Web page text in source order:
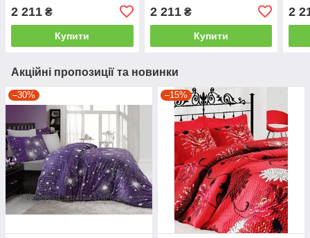
євро
2 211 ₴
Купити
євро
2 211₴
Купити
євро
2
Акційні пропозиції та новинки
–30% –15%